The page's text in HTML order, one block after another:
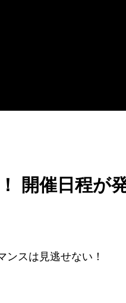
開催日程が
ンスは見逃せない！